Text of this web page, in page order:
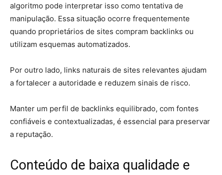
algoritmo pode interpretar isso como tentativa de
manipulação. Essa situação ocorre frequentemente
quando proprietários de sites compram backlinks ou
utilizam esquemas automatizados.
Por outro lado, links naturais de sites relevantes ajudam
a fortalecer a autoridade e reduzem sinais de risco.
Manter um perfil de backlinks equilibrado, com fontes
confiáveis e contextualizadas, é essencial para preservar
a reputação.
Conteúdo de baixa qualidade e